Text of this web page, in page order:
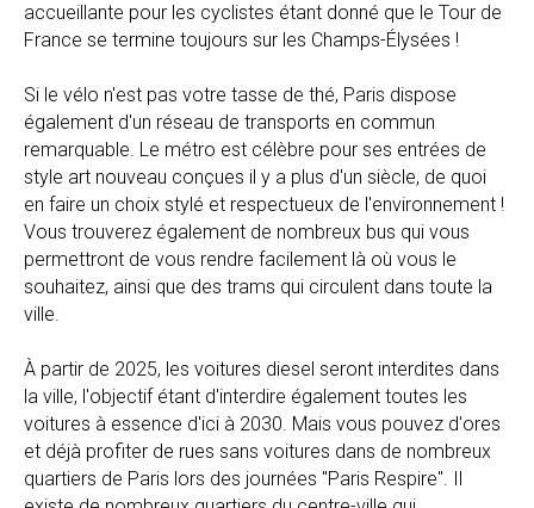
accueillante pour les cyclistes étant donné que le Tour de
France se termine toujours sur les Champs-Élysées !
Si le vélo n'est pas votre tasse de thé, Paris dispose
également d'un réseau de transports en commun
remarquable. Le métro est célèbre pour ses entrées de
style art nouveau conçues il y a plus d'un siècle, de quoi
en faire un choix stylé et respectueux de l'environnement !
Vous trouverez également de nombreux bus qui vous
permettront de vous rendre facilement là où vous le
souhaitez, ainsi que des trams qui circulent dans toute la
ville.
À partir de 2025, les voitures diesel seront interdites dans
la ville, l'objectif étant d'interdire également toutes les
voitures à essence d'ici à 2030. Mais vous pouvez d'ores
et déjà profiter de rues sans voitures dans de nombreux
quartiers de Paris lors des journées "Paris Respire". Il